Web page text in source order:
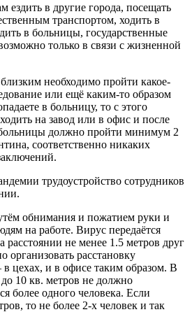
ездить в другие города, посещать
транспортом, ходить в
в больницы, государственные
только в связи с жизненной
необходимо пройти какое-
или ещё каким-то образом
в больницу, то с этого
на завод или в офис и после
должно пройти минимум 2
соответственно никаких
трудоустройство сотрудников
обнимания и пожатием руки и
на работе. Вирус передаётся
расстоянии не менее 1.5 метров друг
организовать расстановку
цехах, и в офисе таким образом. В
10 кв. метров не должно
более одного человека. Если
то не более 2-х человек и так